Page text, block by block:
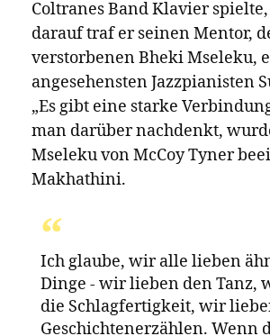
veröffentlichte er acht seiner
Alben, darunter Ikhambi, ein
für Makhathini einen
darstellte – es gewann einen
südafrikanischen Musikpreis
Jazz-Album und wurde über
Lizenzvertrag mit Gundu bei
Music veröffentlicht.
Nachdem sich das Major-Label
lang um Makhathini bemüht
ihn schließlich 2017 unter
eröffnete damit einen Weg,
vergangenen Jahr dazu führte,